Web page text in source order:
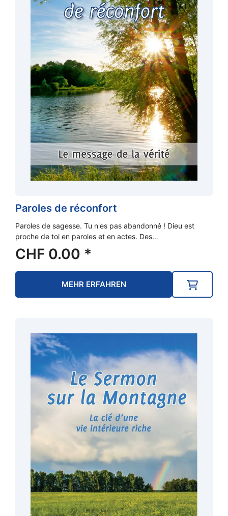
Paroles de réconfort
Paroles de sagesse. Tu n'es pas abandonné ! Dieu est
proche de toi en paroles et en actes. Des…
CHF 0.00 *
MEHR ERFAHREN